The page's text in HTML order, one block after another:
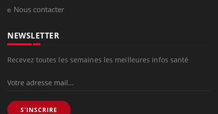
Nous contacter
NEWSLETTER
Recevez toutes les semaines les meilleures infos santé
S'INSCRIRE